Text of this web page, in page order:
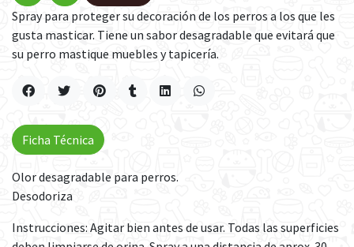
Spray para proteger su decoración de los perros a los que les
gusta masticar. Tiene un sabor desagradable que evitará que
su perro mastique muebles y tapicería.
Olor desagradable para perros.
Desodoriza
Instrucciones: Agitar bien antes de usar. Todas las superficies
Ficha Técnica